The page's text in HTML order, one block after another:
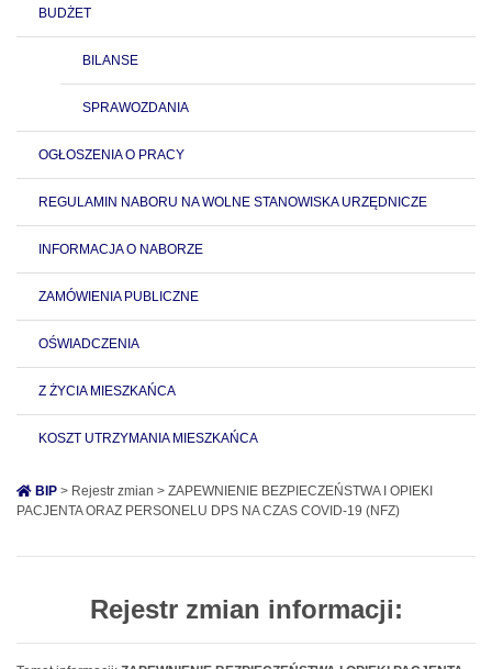
BUDŻET
BILANSE
SPRAWOZDANIA
OGŁOSZENIA O PRACY
REGULAMIN NABORU NA WOLNE STANOWISKA URZĘDNICZE
INFORMACJA O NABORZE
ZAMÓWIENIA PUBLICZNE
OŚWIADCZENIA
Z ŻYCIA MIESZKAŃCA
KOSZT UTRZYMANIA MIESZKAŃCA
BIP > Rejestr zmian > ZAPEWNIENIE BEZPIECZEŃSTWA I OPIEKI
PACJENTA ORAZ PERSONELU DPS NA CZAS COVID-19 (NFZ)
Rejestr zmian informacji: